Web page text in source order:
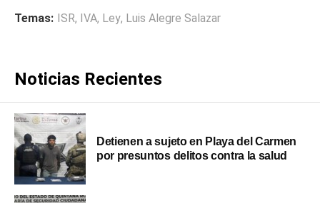
Temas: ISR, IVA, Ley, Luis Alegre Salazar
Noticias Recientes
Detienen a sujeto en Playa del Carmen
por presuntos delitos contra la salud